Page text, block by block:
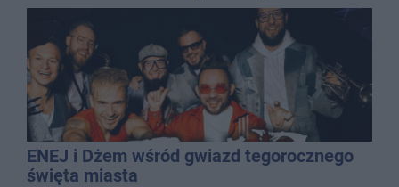
ENEJ i Dżem wśród gwiazd tegorocznego
święta miasta